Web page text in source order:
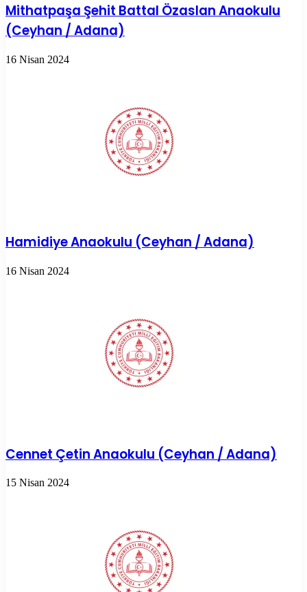
Mithatpaşa Şehit Battal Özaslan Anaokulu
(Ceyhan / Adana)
16 Nisan 2024
Hamidiye Anaokulu (Ceyhan / Adana)
16 Nisan 2024
Cennet Çetin Anaokulu (Ceyhan / Adana)
15 Nisan 2024